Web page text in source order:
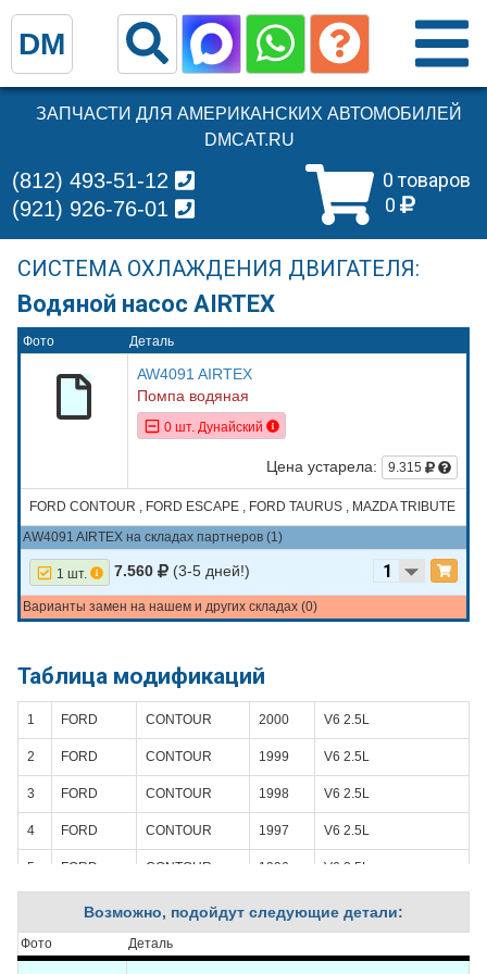
ЗАПЧАСТИ ДЛЯ АМЕРИКАНСКИХ АВТОМОБИЛЕЙ
DMCAT.RU
0 товаров
0
(812) 493-51-12
(921) 926-76-01
СИСТЕМА ОХЛАЖДЕНИЯ ДВИГАТЕЛЯ:
Водяной насос AIRTEX
Фото Деталь
AW4091 AIRTEX
Помпа водяная
0 шт. Дунайский
Цена устарела: 9.315
FORD CONTOUR , FORD ESCAPE , FORD TAURUS , MAZDA TRIBUTE
AW4091 AIRTEX на складах партнеров (1)
1 шт. 7.560 (3-5 дней!)
Варианты замен на нашем и других складах (0)
Таблица модификаций
1 FORD CONTOUR 2000 V6 2.5L
2 FORD CONTOUR 1999 V6 2.5L
3 FORD CONTOUR 1998 V6 2.5L
4 FORD CONTOUR 1997 V6 2.5L
5 FORD CONTOUR 1996 V6 2.5L
FORD CONTOUR
7 ESCAPE
Возможно, подойдут следующие детали:
Фото Деталь
DM